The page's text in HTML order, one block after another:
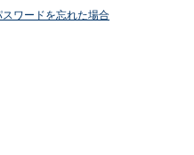
スワードを忘れた場合